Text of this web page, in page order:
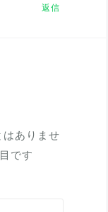
返信
ありませ
です